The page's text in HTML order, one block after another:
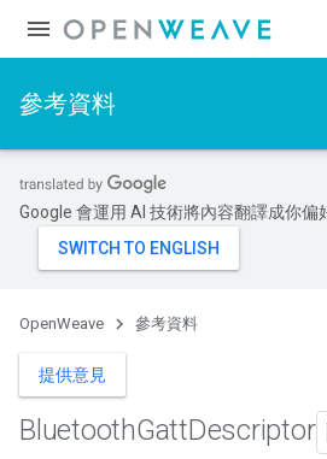
參考資料
Google 會運用 AI 技術將內容翻譯成你偏
OpenWeave 參考資料
提供意見
BluetoothGattDescriptor